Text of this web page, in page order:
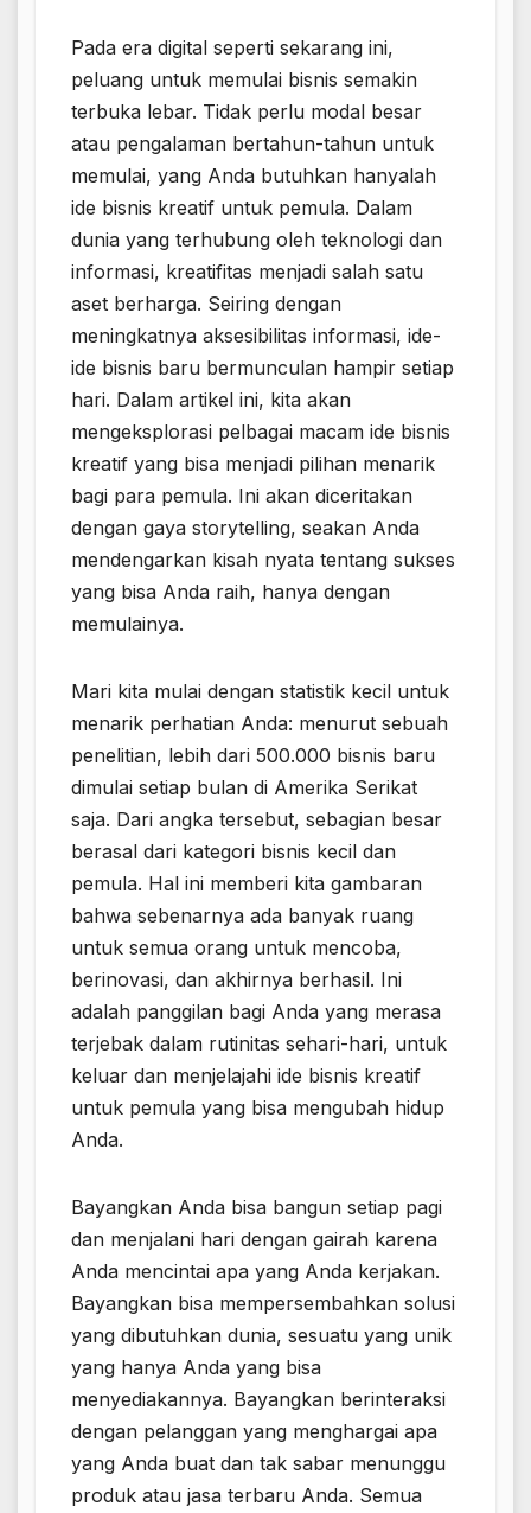
Pada era digital seperti sekarang ini,
peluang untuk memulai bisnis semakin
terbuka lebar. Tidak perlu modal besar
atau pengalaman bertahun-tahun untuk
memulai, yang Anda butuhkan hanyalah
ide bisnis kreatif untuk pemula. Dalam
dunia yang terhubung oleh teknologi dan
informasi, kreatifitas menjadi salah satu
aset berharga. Seiring dengan
meningkatnya aksesibilitas informasi, ide-
ide bisnis baru bermunculan hampir setiap
hari. Dalam artikel ini, kita akan
mengeksplorasi pelbagai macam ide bisnis
kreatif yang bisa menjadi pilihan menarik
bagi para pemula. Ini akan diceritakan
dengan gaya storytelling, seakan Anda
mendengarkan kisah nyata tentang sukses
yang bisa Anda raih, hanya dengan
memulainya.
Mari kita mulai dengan statistik kecil untuk
menarik perhatian Anda: menurut sebuah
penelitian, lebih dari 500.000 bisnis baru
dimulai setiap bulan di Amerika Serikat
saja. Dari angka tersebut, sebagian besar
berasal dari kategori bisnis kecil dan
pemula. Hal ini memberi kita gambaran
bahwa sebenarnya ada banyak ruang
untuk semua orang untuk mencoba,
berinovasi, dan akhirnya berhasil. Ini
adalah panggilan bagi Anda yang merasa
terjebak dalam rutinitas sehari-hari, untuk
keluar dan menjelajahi ide bisnis kreatif
untuk pemula yang bisa mengubah hidup
Anda.
Bayangkan Anda bisa bangun setiap pagi
dan menjalani hari dengan gairah karena
Anda mencintai apa yang Anda kerjakan.
Bayangkan bisa mempersembahkan solusi
yang dibutuhkan dunia, sesuatu yang unik
yang hanya Anda yang bisa
menyediakannya. Bayangkan berinteraksi
dengan pelanggan yang menghargai apa
yang Anda buat dan tak sabar menunggu
produk atau jasa terbaru Anda. Semua